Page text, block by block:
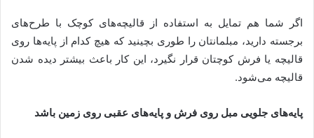
اگر شما هم تمایل به استفاده از قالیچه‌های کوچک با طرح‌های
برجسته دارید، مبلمانتان را طوری بچینید که هیچ کدام از پایه‌ها روی
قالیچه یا فرش کوچتان قرار نگیرد، این کار باعث بیشتر دیده شدن
قالیچه می‌شود.
پایه‌های جلویی مبل روی فرش و پایه‌های عقبی روی زمین باشد